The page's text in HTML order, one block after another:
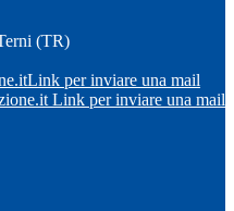
(TR)
Link per inviare una mail
Link per inviare una mail